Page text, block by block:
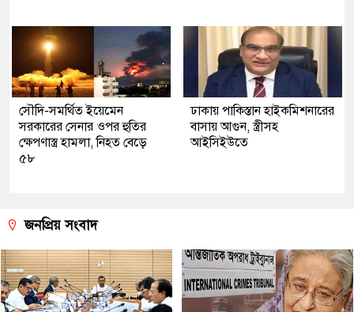
সৌদি-সমর্থিত ইয়েমেন
সরকারের সেনার ওপর হুতির
ক্ষেপণাস্ত্র হামলা, নিহত বেড়ে
৫৮
ঢাকায় পাকিস্তান হাইকমিশনারের
বাসায় আগুন, স্ত্রীসহ
আইসিইউতে
জনপ্রিয় সংবাদ